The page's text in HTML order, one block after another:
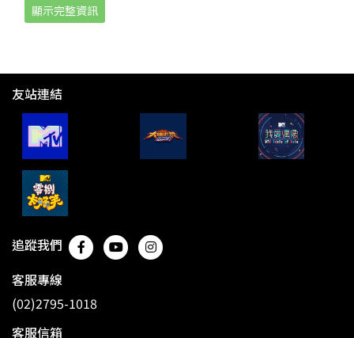
顯示完整資訊
友站連結
追蹤我們
客服專線
(02)2795-1018
客服信箱